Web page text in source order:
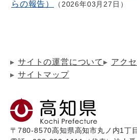
らの報告）
2026年03月27日
サイトの運営について
アク
サイトマップ
〒780-8570高知県高知市丸ノ内1丁